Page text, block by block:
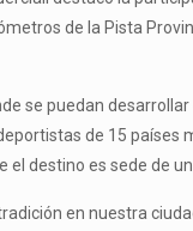
de la Pista
se puedan
de 15
destino es sede de
en nuestra